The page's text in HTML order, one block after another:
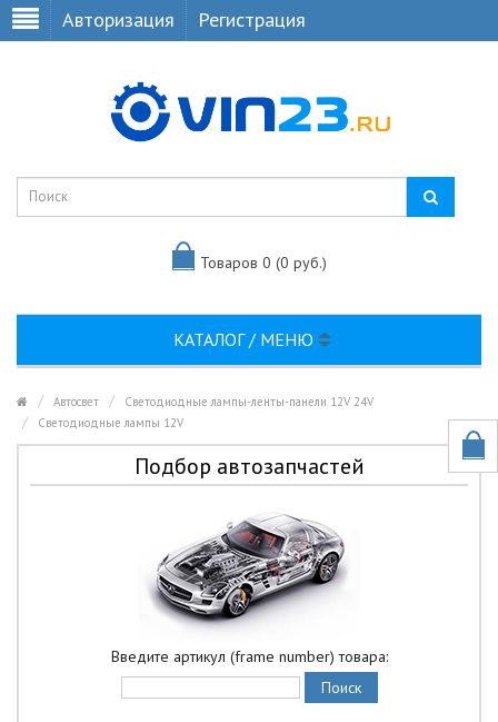
Авторизация Регистрация
Товаров 0 (0 руб.)
КАТАЛОГ / МЕНЮ
Автосвет
Светодиодные лампы-ленты-панели 12V 24V
Светодиодные лампы 12V
Подбор автозапчастей
Введите артикул (frame number) товара: